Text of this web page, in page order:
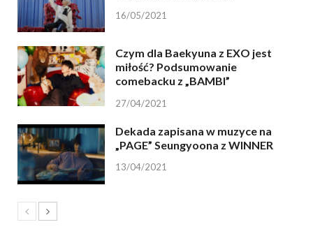
16/05/2021
Czym dla Baekyuna z EXO jest
miłość? Podsumowanie
comebacku z „BAMBI”
27/04/2021
Dekada zapisana w muzyce na
„PAGE” Seungyoona z WINNER
13/04/2021